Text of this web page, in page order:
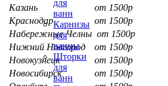
для
ванн
Карнизы
для
ванны
Шторки
для
ванн
Казань
от 1500р
Краснодар
от 1500р
Набережные Челны от 1500р
Нижний Новгород
от 1500р
Новокузнецк
от 1500р
Новосибирск
от 1500р